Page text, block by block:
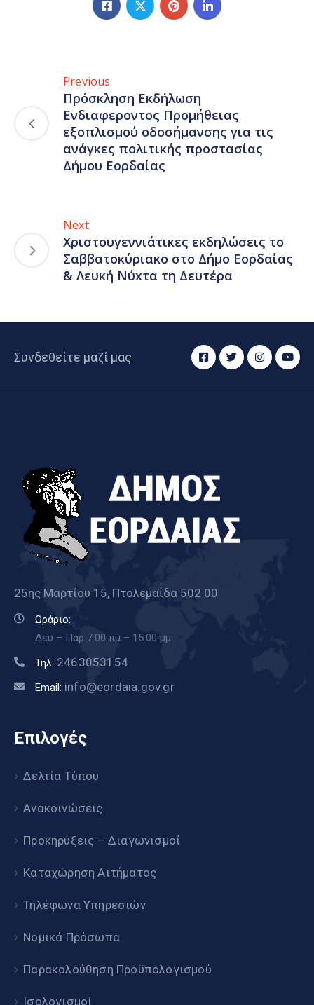
Previous
Πρόσκληση Εκδήλωση
Ενδιαφεροντος Προμήθειας
εξοπλισμού οδοσήμανσης για τις
ανάγκες πολιτικής προστασίας
Δήμου Εορδαίας
Next
Χριστουγεννιάτικες εκδηλώσεις το
Σαββατοκύριακο στο Δήμο Εορδαίας
& Λευκή Νύxτα τη Δευτέρα
Συνδεθείτε μαζί μας
25ης Μαρτίου 15, Πτολεμαΐδα 502 00
Ωράριο:
Δευ – Παρ 7.00 πμ – 15.00 μμ
Τηλ: 2463053154
Email: info@eordaia.gov.gr
Επιλογές
Δελτία Τύπου
Ανακοινώσεις
Προκηρύξεις – Διαγωνισμοί
Καταχώρηση Αιτήματος
Τηλέφωνα Υπηρεσιών
Νομικά Πρόσωπα
Παρακολούθηση Προϋπολογισμού
Ισολογισμοί